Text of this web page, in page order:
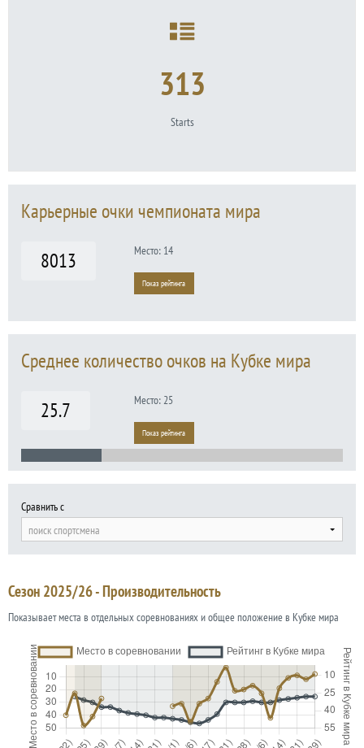
313
Starts
Карьерные очки чемпионата мира
8013
Место: 14
Показ рейтинга
Среднее количество очков на Кубке мира
25.7
Место: 25
Показ рейтинга
Сравнить с
поиск спортсмена
Сезон 2025/26 - Производительность
Показывает места в отдельных соревнованиях и общее положение в Кубке мира